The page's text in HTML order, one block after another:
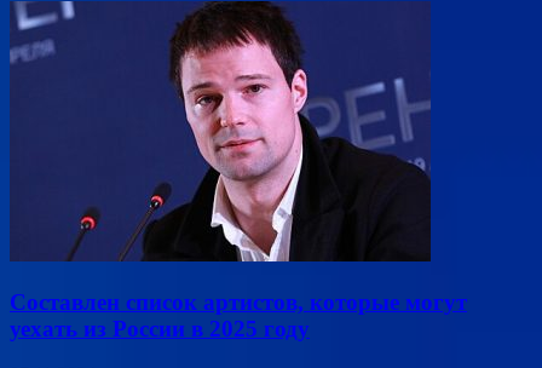
Составлен список артистов, которые могут
уехать из России в 2025 году